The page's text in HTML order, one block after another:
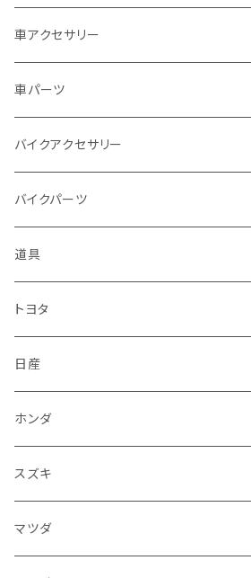
ドゥカティ - Ducati
トライアンフ
アプリリア - APRILIA
ハーレーダビッドソン - Harley-Davidson
KTM
スズキ
マツダ
ミツビシ
ダイハツ
スバル
レクサス
アウディ
BMW
メルセデス・ベンツ
フォルクスワーゲン
ホンダ
スズキ
マツダ
ミツビシ
ダイハツ
スバル
レクサス
アウディ
BMW
メルセデス・ベンツ
車アクセサリー
トヨタ
日産
ホンダ
スズキ
マツダ
ミツビシ
ダイハツ
スバル
アルファロメオ
車パーツ
ボンネット
ルーフ
ピラー
バンパー
フェンダー
サイドミラー
フロントガラス
リアバンパー
バイクアクセサリー
ホンダ
ヤマハ
スズキ
カワサキ
ハーレーダビッドソン
BMW
トライアンフ
バイクパーツ
排気系
マフラー
サイレンサー
外装
シートカバー
燃料タンクキャップ
ハンドル系
ハンドル
ホーン
ブレーキ
ブレーキパッド
ブレーキ・クラッチレバー
エンジン
オルタネーター
電装系
道具
トヨタ
フロアマット
室内アクセサリー
収納ケース
ダッシュボード
ワイパー
ライト系
日産
フロアマット
電装系
ウインカー
トランクマット
ホンダ
フロアマット
運転席周り
スズキ
フロアマット
マツダ